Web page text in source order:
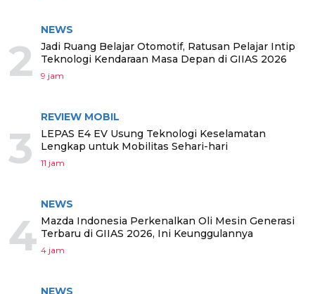
2
NEWS
Jadi Ruang Belajar Otomotif, Ratusan Pelajar Intip
Teknologi Kendaraan Masa Depan di GIIAS 2026
9 jam
3
REVIEW MOBIL
LEPAS E4 EV Usung Teknologi Keselamatan
Lengkap untuk Mobilitas Sehari-hari
11 jam
4
NEWS
Mazda Indonesia Perkenalkan Oli Mesin Generasi
Terbaru di GIIAS 2026, Ini Keunggulannya
4 jam
NEWS